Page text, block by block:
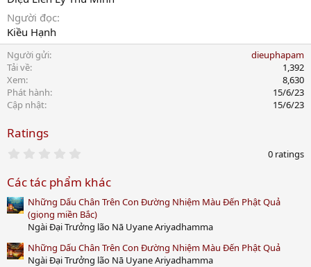
Người đọc
Kiều Hạnh
Người gửi
dieuphapam
Tải về
1,392
Xem
8,630
Phát hành
15/6/23
Cập nhật
15/6/23
Ratings
0
t
a
r
(
s
)
0 ratings
Các tác phẩm khác
Những Dấu Chân Trên Con Đường Nhiệm Màu Đến Phật Quả
(giọng miền Bắc)
Ngài Đại Trưởng lão Nā Uyane Ariyadhamma
Những Dấu Chân Trên Con Đường Nhiệm Màu Đến Phật Quả
Ngài Đại Trưởng lão Nā Uyane Ariyadhamma